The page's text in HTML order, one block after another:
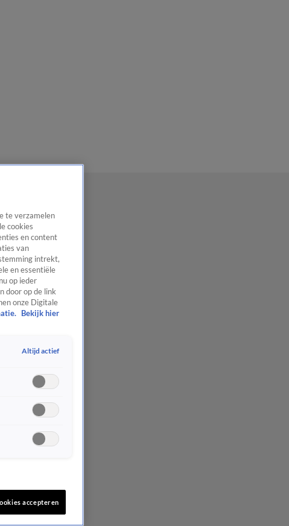
te verzamelen
cookies
en content
van
intrekt,
en essentiële
op ieder
door op de link
onze Digitale
Bekijk hier
Altijd actief
accepteren